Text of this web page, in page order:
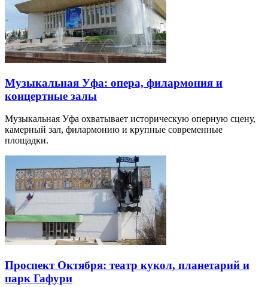
Музыкальная Уфа: опера, филармония и
концертные залы
Музыкальная Уфа охватывает историческую оперную сцену,
камерный зал, филармонию и крупные современные
площадки.
Проспект Октября: театр кукол, планетарий и
парк Гафури